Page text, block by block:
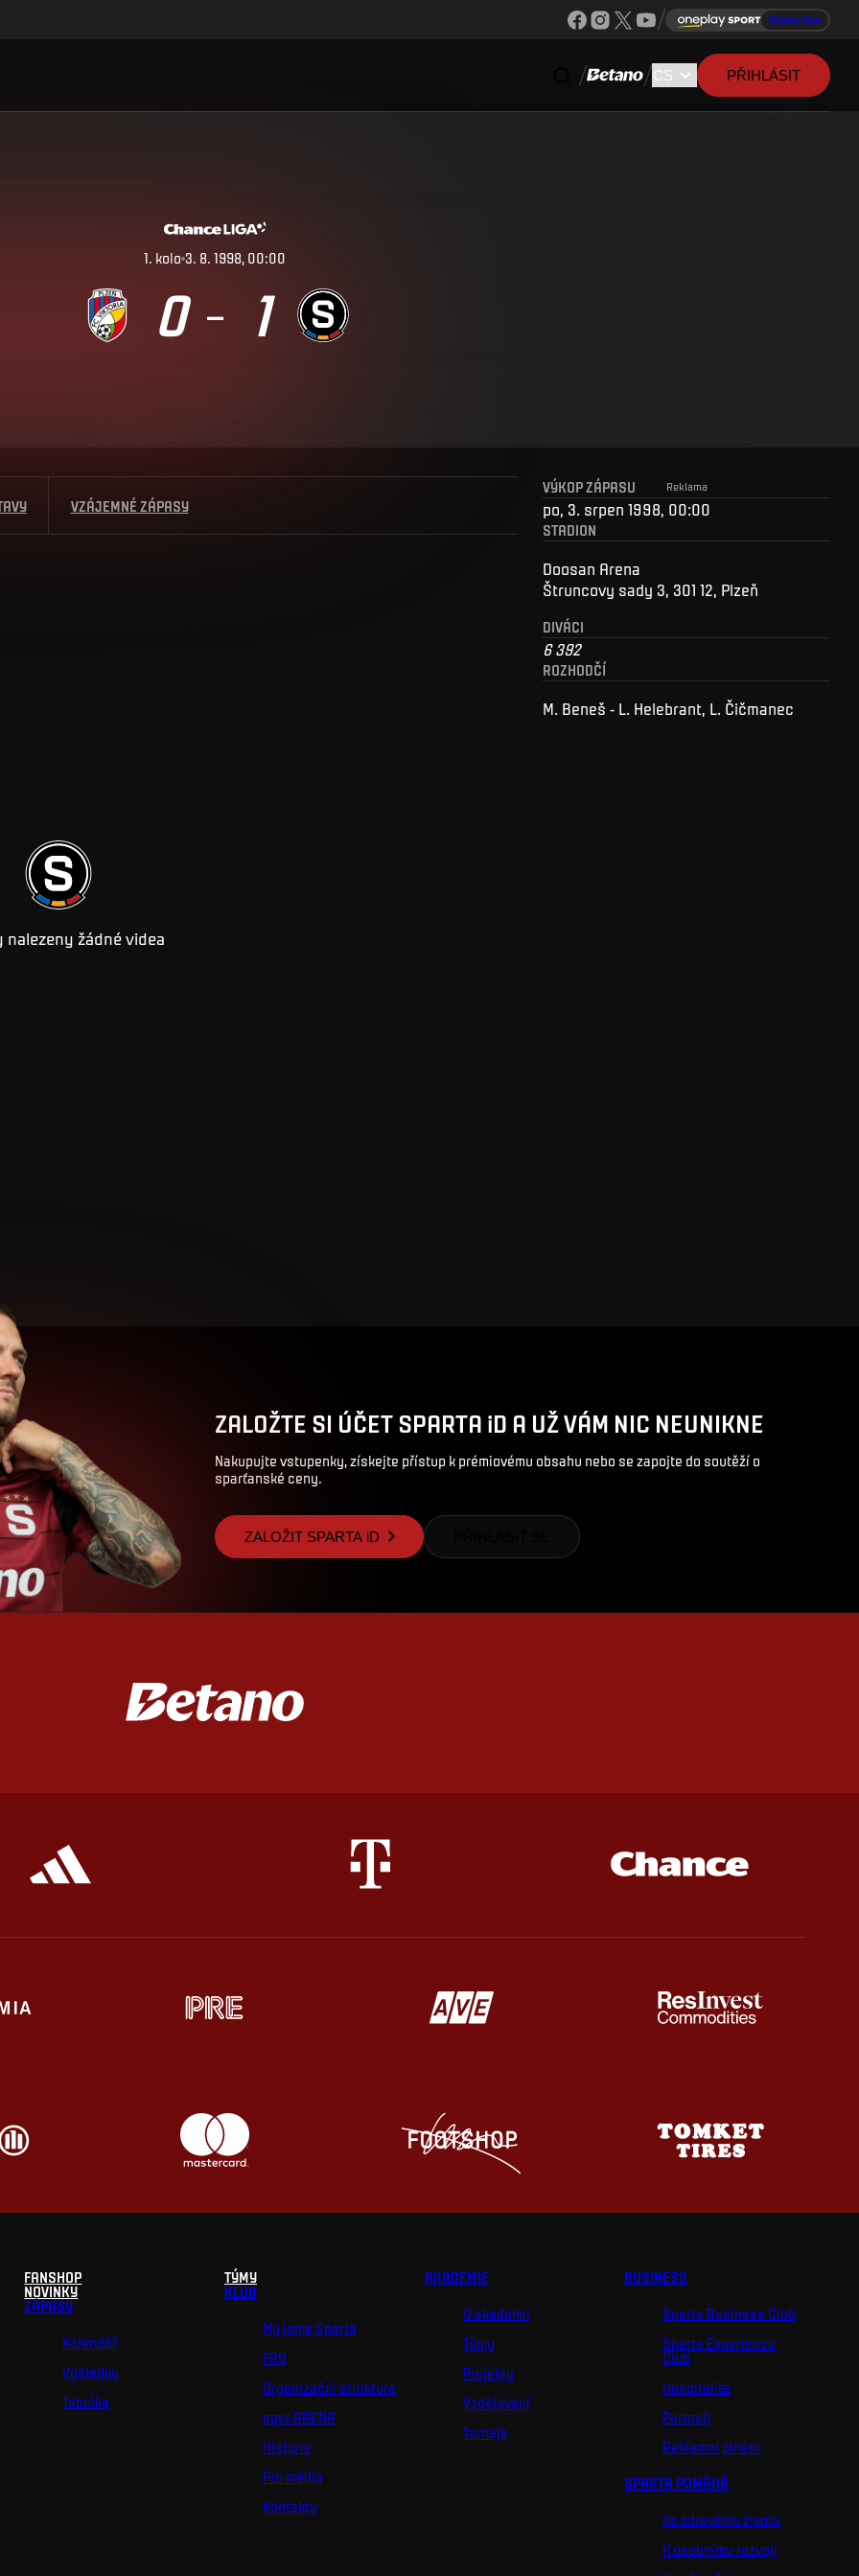
Sleduj ligu
PŘIHLÁSIT
1. kolo 3. 8. 1998, 00:00
0 – 1
VZÁJEMNÉ ZÁPASY
nalezeny žádné videa
Reklama
VÝKOP ZÁPASU
po, 3. srpen 1998, 00:00
STADION
Doosan Arena
Štruncovy sady 3, 301 12, Plzeň
DIVÁCI
6 392
ROZHODČÍ
M. Beneš - L. Helebrant, L. Čičmanec
ZALOŽTE SI ÚČET SPARTA iD A UŽ VÁM NIC NEUNIKNE
Nakupujte vstupenky, získejte přístup k prémiovému obsahu nebo se zapojte do soutěží o
sparťanské ceny.
ZALOŽIT SPARTA iD
FANSHOP
NOVINKY
ZÁPASY
Kalendář
Výsledky
Tabulka
TÝMY
KLUB
My jsme Sparta
FAQ
Organizační struktura
epet ARENA
Historie
Pro média
Kontakty
AKADEMIE
O akademii
Týmy
Projekty
Vzdělávání
Turnaje
BUSINESS
Sparta Business Club
Sparta Experience
Club
Hospitalita
Partneři
Reklamní plnění
SPARTA POMÁHÁ
Ke zdravému životu
K osobnímu rozvoji